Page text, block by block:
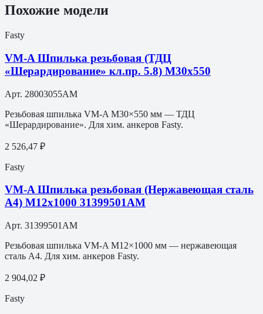
Похожие модели
Fasty
VM-A Шпилька резьбовая (ТДЦ
«Шерардирование» кл.пр. 5.8) M30х550
Арт. 28003055AM
Резьбовая шпилька VM-A M30×550 мм — ТДЦ
«Шерардирование». Для хим. анкеров Fasty.
2 526,47 ₽
Fasty
VM-A Шпилька резьбовая (Нержавеющая сталь
A4) M12х1000 31399501АМ
Арт. 31399501АМ
Резьбовая шпилька VM-A M12×1000 мм — нержавеющая
сталь A4. Для хим. анкеров Fasty.
2 904,02 ₽
Fasty